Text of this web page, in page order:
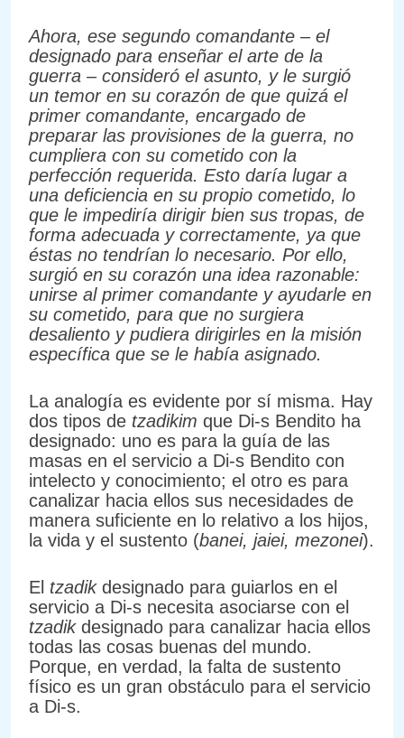
Ahora, ese segundo comandante – el
designado para enseñar el arte de la
guerra – consideró el asunto, y le surgió
un temor en su corazón de que quizá el
primer comandante, encargado de
preparar las provisiones de la guerra, no
cumpliera con su cometido con la
perfección requerida. Esto daría lugar a
una deficiencia en su propio cometido, lo
que le impediría dirigir bien sus tropas, de
forma adecuada y correctamente, ya que
éstas no tendrían lo necesario. Por ello,
surgió en su corazón una idea razonable:
unirse al primer comandante y ayudarle en
su cometido, para que no surgiera
desaliento y pudiera dirigirles en la misión
específica que se le había asignado.
La analogía es evidente por sí misma. Hay
dos tipos de tzadikim que Di-s Bendito ha
designado: uno es para la guía de las
masas en el servicio a Di-s Bendito con
intelecto y conocimiento; el otro es para
canalizar hacia ellos sus necesidades de
manera suficiente en lo relativo a los hijos,
la vida y el sustento (banei, jaiei, mezonei).
El tzadikdesignado para guiarlos en el
servicio a Di-s necesita asociarse con el
tzadikdesignado para canalizar hacia ellos
todas las cosas buenas del mundo.
Porque, en verdad, la falta de sustento
físico es un gran obstáculo para el servicio
a Di-s.